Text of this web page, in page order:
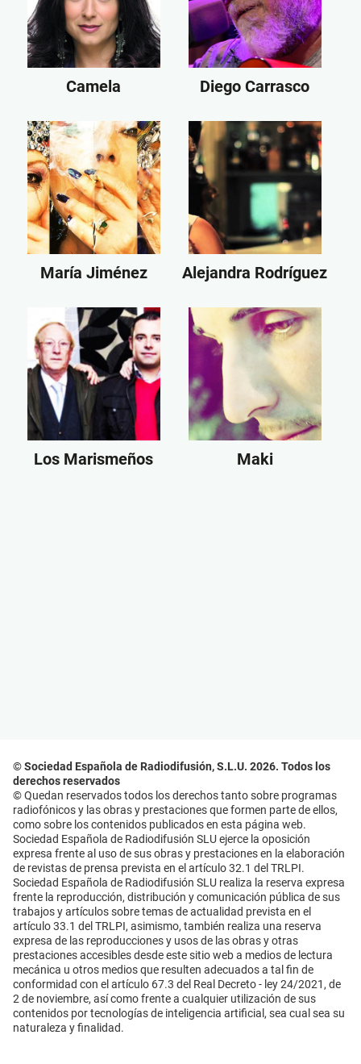
Camela Diego Carrasco
María Jiménez Alejandra Rodríguez
Los Marismeños Maki
© Sociedad Española de Radiodifusión, S.L.U. 2026. Todos los
derechos reservados
© Quedan reservados todos los derechos tanto sobre programas
radiofónicos y las obras y prestaciones que formen parte de ellos,
como sobre los contenidos publicados en esta página web.
Sociedad Española de Radiodifusión SLU ejerce la oposición
expresa frente al uso de sus obras y prestaciones en la elaboración
de revistas de prensa prevista en el artículo 32.1 del TRLPI.
Sociedad Española de Radiodifusión SLU realiza la reserva expresa
frente la reproducción, distribución y comunicación pública de sus
trabajos y artículos sobre temas de actualidad prevista en el
artículo 33.1 del TRLPI, asimismo, también realiza una reserva
expresa de las reproducciones y usos de las obras y otras
prestaciones accesibles desde este sitio web a medios de lectura
mecánica u otros medios que resulten adecuados a tal fin de
conformidad con el artículo 67.3 del Real Decreto - ley 24/2021, de
2 de noviembre, así como frente a cualquier utilización de sus
contenidos por tecnologías de inteligencia artificial, sea cual sea su
naturaleza y finalidad.